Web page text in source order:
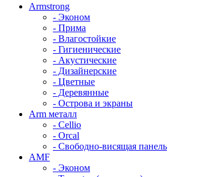
Armstrong
- Эконом
- Прима
- Влагостойкие
- Гигиенические
- Акустические
- Дизайнерские
- Цветные
- Деревянные
- Острова и экраны
Arm металл
- Cellio
- Orcal
- Свободно-висящая панель
AMF
- Эконом